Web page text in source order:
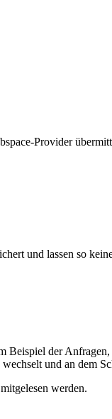
Provider
und lassen so
der
und an dem
werden.